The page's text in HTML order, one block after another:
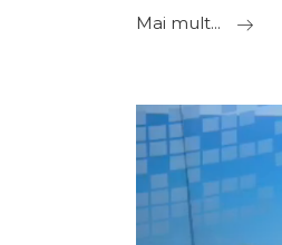
Mai mult...